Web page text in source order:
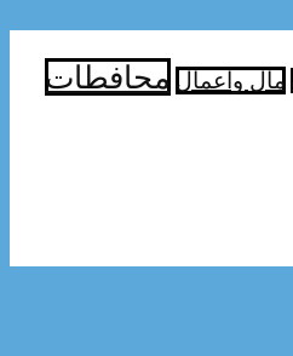
مال واعمال محافطات